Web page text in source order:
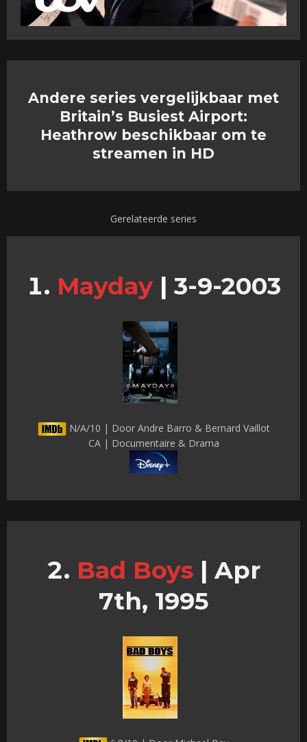
Andere series vergelijkbaar met
Britain’s Busiest Airport:
Heathrow beschikbaar om te
streamen in HD
Gerelateerde series
Mayday | 3-9-2003
N/A/10 | Door Andre Barro & Bernard Vaillot
CA | Documentaire & Drama
Bad Boys | Apr
7th, 1995